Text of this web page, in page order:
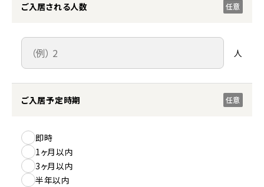
ご入居される人数 任意
人
ご入居予定時期 任意
即時
1ヶ月以内
3ヶ月以内
半年以内